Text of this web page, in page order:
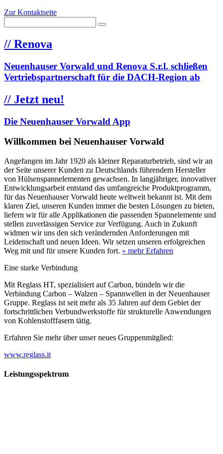
Zur Kontaktseite
// Renova
Neuenhauser Vorwald und Renova S.r.l. schließen
Vertriebspartnerschaft für die DACH-Region ab
// Jetzt neu!
Die Neuenhauser Vorwald App
Willkommen bei Neuenhauser Vorwald
Angefangen im Jahr 1920 als kleiner Reparaturbetrieb, sind wir an
der Seite unserer Kunden zu Deutschlands führendem Hersteller
von Hülsenspannelementen gewachsen. In langjähriger, innovativer
Entwicklungsarbeit entstand das umfangreiche Produktprogramm,
für das Neuenhauser Vorwald heute weltweit bekannt ist. Mit dem
klaren Ziel, unseren Kunden immer die besten Lösungen zu bieten,
liefern wir für alle Applikationen die passenden Spannelemente und
stellen zuverlässigen Service zur Verfügung. Auch in Zukunft
widmen wir uns den sich verändernden Anforderungen mit
Leidenschaft und neuen Ideen. Wir setzen unseren erfolgreichen
Weg mit und für unsere Kunden fort. » mehr Erfahren
Eine starke Verbindung
Mit Reglass HT, spezialisiert auf Carbon, bündeln wir die
Verbindung Carbon – Walzen – Spannwellen in der Neuenhauser
Gruppe. Reglass ist seit mehr als 35 Jahren auf dem Gebiet der
fortschrittlichen Verbundwerkstoffe für strukturelle Anwendungen
von Kohlenstofffasern tätig.
Erfahren Sie mehr über unser neues Gruppenmitglied:
www.reglass.it
Leistungsspektrum